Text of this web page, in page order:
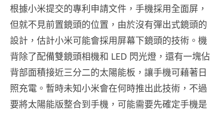
根據小米提交的專利申請文件，手機採用全面屏，
但就不見前置鏡頭的位置，由於沒有彈出式鏡頭的
設計，估計小米可能會採用屏幕下鏡頭的技術。機
背除了配備雙鏡頭相機和 LED 閃光燈，還有一塊佔
背部面積接近三分二的太陽能板，讓手機可藉著日
照充電。暫時未知小米會在何時推出此技術，不過
要將太陽能版整合到手機，可能需要先確定手機是